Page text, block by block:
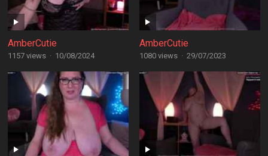
AmberCutie
1157 views · 10/08/2024
AmberCutie
1080 views · 29/07/2023